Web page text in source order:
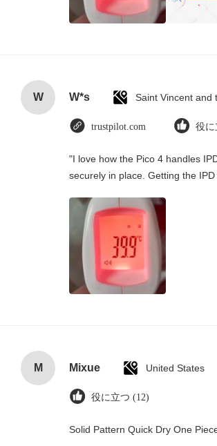
W W*s
trustpilot.com 役に
"I love how the Pico 4 handles
securely in place. Getting the IPD
M Mixue United States
役に立つ (12)
Solid Pattern Quick Dry One